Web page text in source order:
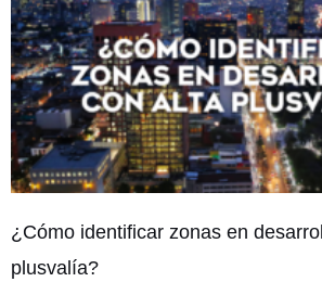
¿Cómo identificar zonas en
plusvalía?